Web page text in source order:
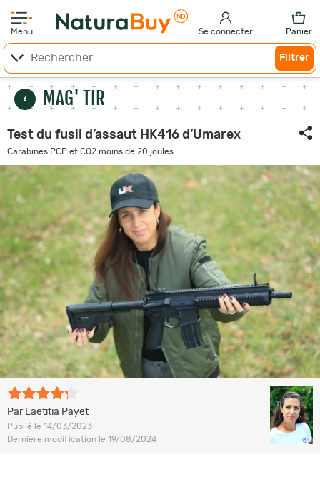
Menu Se connecter Panier
Filtrer
MAG' TIR
Test du fusil d’assaut HK416 d’Umarex
Carabines PCP et CO2 moins de 20 joules
Par Laetitia Payet
Publié le 14/03/2023
Dernière modification le 19/08/2024